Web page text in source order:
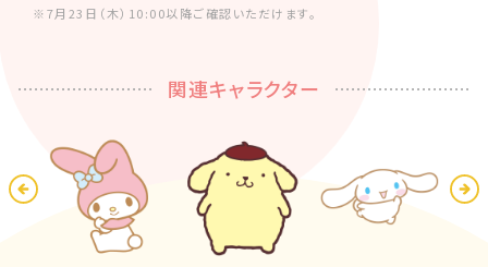
※7月23日（木）10:00以降ご確認いただけます。
関連キャラクター